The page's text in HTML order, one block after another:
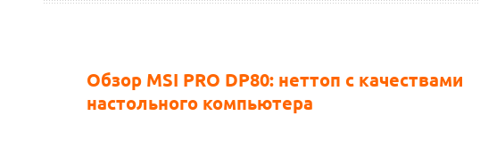
Обзор MSI PRO DP80: неттоп с качествами
настольного компьютера